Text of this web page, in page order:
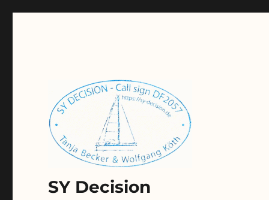
SY Decision